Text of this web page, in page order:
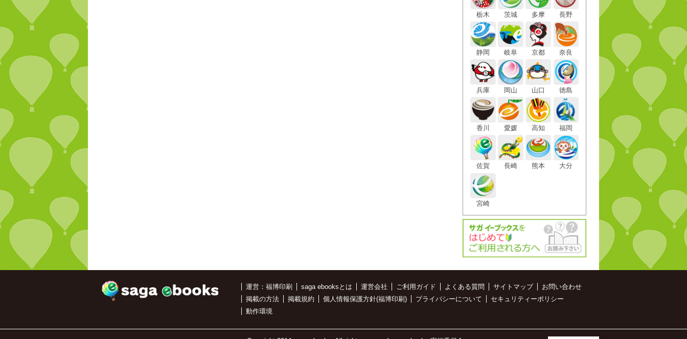
栃木 茨城 多摩 長野
静岡 岐阜 京都 奈良
兵庫 岡山 山口 徳島
香川 愛媛 高知 福岡
佐賀 長崎 熊本 大分
宮崎
運営：福博印刷 saga ebooksとは 運営会社 ご利用ガイド よくある質問 サイトマップ
お問い合わせ
掲載の方法
掲載規約 個人情報保護方針(福博印刷) プライバシーについて
セキュリティーポリシー
動作環境